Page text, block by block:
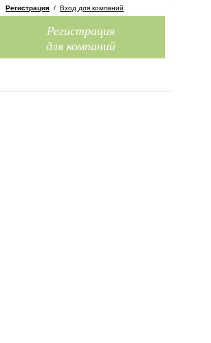
Регистрация / Вход для компаний
Регистрация
для компаний